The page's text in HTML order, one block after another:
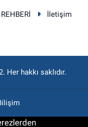
İletişim
Her hakkı saklıdır.